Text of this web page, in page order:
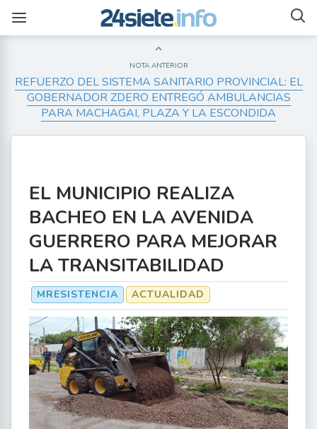
NOTA ANTERIOR
REFUERZO DEL SISTEMA SANITARIO PROVINCIAL: EL
GOBERNADOR ZDERO ENTREGÓ AMBULANCIAS
PARA MACHAGAI, PLAZA Y LA ESCONDIDA
EL MUNICIPIO REALIZA
BACHEO EN LA AVENIDA
GUERRERO PARA MEJORAR
LA TRANSITABILIDAD
MRESISTENCIA ACTUALIDAD